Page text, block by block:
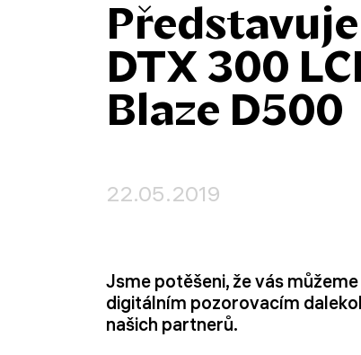
DTX 300
Blaze D500
22.05.2019
Jsme potěšeni, že vás
digitálním pozorovacím
našich partnerů.